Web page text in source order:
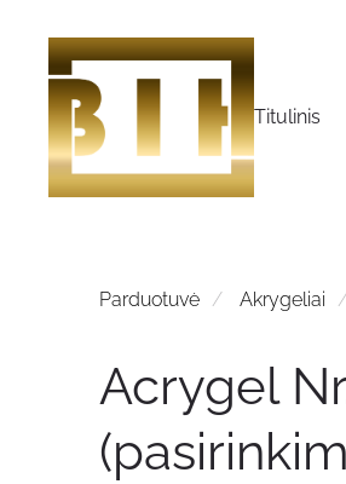
Titulinis
Parduotuvė Akrygeliai
Acrygel